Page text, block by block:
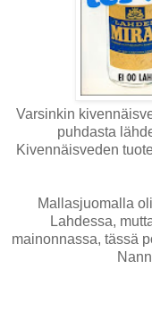
Varsinkin
puhdasta
Kivennäisveden
Mallasjuomalla
Lahdessa,
mainonnassa, tässä